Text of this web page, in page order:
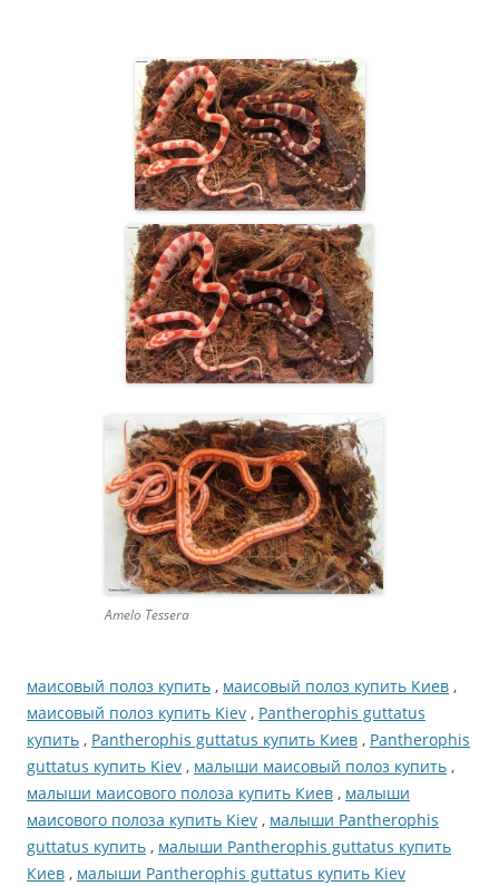
Amelo Tessera
маисовый полоз купить , маисовый полоз купить Киев ,
маисовый полоз купить Kiev , Pantherophis guttatus
купить , Pantherophis guttatus купить Киев , Pantherophis
guttatus купить Kiev , малыши маисовый полоз купить ,
малыши маисового полоза купить Киев , малыши
маисового полоза купить Kiev , малыши Pantherophis
guttatus купить , малыши Pantherophis guttatus купить
Киев , малыши Pantherophis guttatus купить Kiev